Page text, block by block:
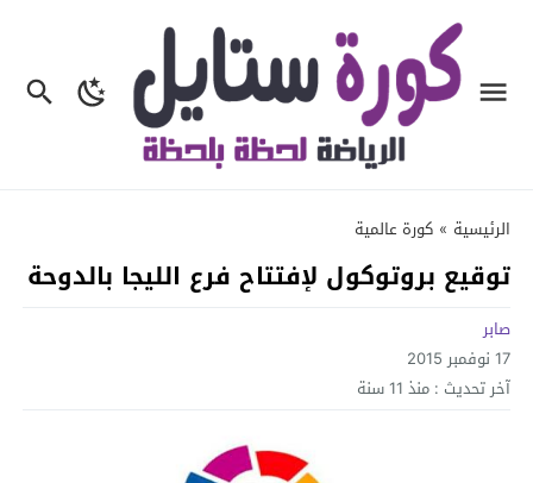
الرئيسية » كورة عالمية
توقيع بروتوكول لإفتتاح فرع الليجا بالدوحة
صابر
17 نوفمبر 2015
آخر تحديث : منذ 11 سنة